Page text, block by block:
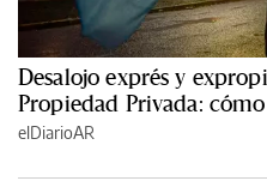
Desalojo exprés y
Propiedad Privada:
elDiarioAR